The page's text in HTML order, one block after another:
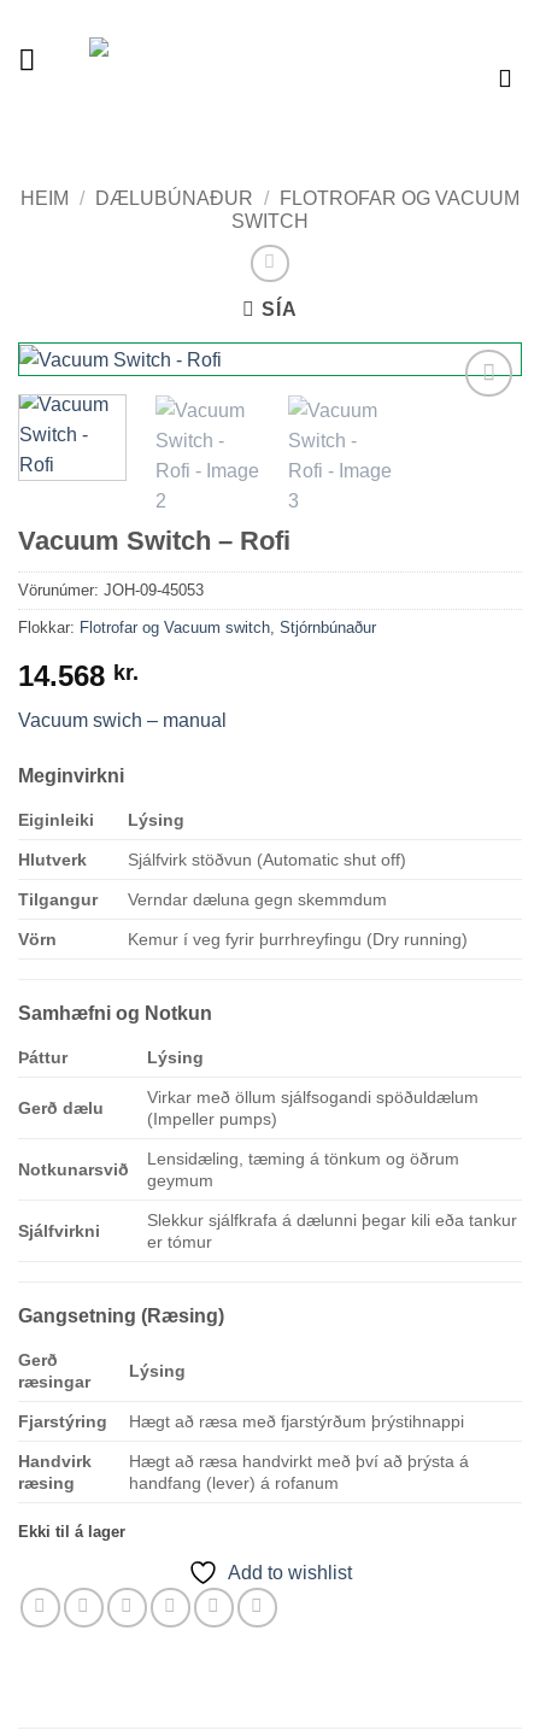
content
HEIM / DÆLUBÚNAÐUR /
FLOTROFAR OG VACUUM
SWITCH
SÍA
Vacuum Switch – Rofi
Vörunúmer: JOH-09-45053
Flokkar: Flotrofar og Vacuum switch, Stjórnbúnaður
14.568 kr.
Vacuum swich – manual
Meginvirkni
Eiginleiki Lýsing
Hlutverk Sjálfvirk stöðvun (Automatic shut off)
Tilgangur Verndar dæluna gegn skemmdum
Vörn Kemur í veg fyrir þurrhreyfingu (Dry running)
Samhæfni og Notkun
Þáttur Lýsing
Gerð dælu
Virkar með öllum sjálfsogandi spöðuldælum
(Impeller pumps)
Notkunarsvið
Lensidæling, tæming á tönkum og öðrum
geymum
Sjálfvirkni
Slekkur sjálfkrafa á dælunni þegar kili eða tankur
er tómur
Gangsetning (Ræsing)
Gerð
ræsingar
Lýsing
Fjarstýring Hægt að ræsa með fjarstýrðum þrýstihnappi
Handvirk
ræsing
Hægt að ræsa handvirkt með því að þrýsta á
handfang (lever) á rofanum
Ekki til á lager
Add to wishlist